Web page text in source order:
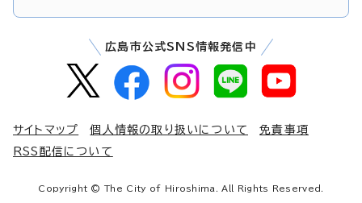
広島市公式SNS情報発信中
サイトマップ 個人情報の取り扱いについて
免責事項
RSS配信について
Copyright © The City of Hiroshima. All Rights Reserved.